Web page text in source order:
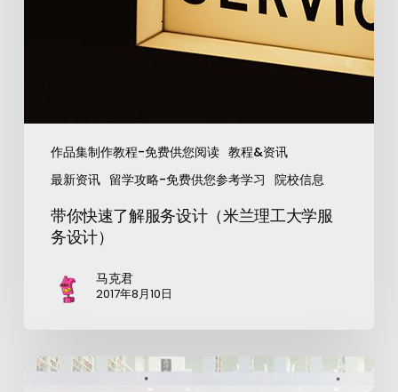
作品集制作教程-免费供您阅读 教程&资讯
最新资讯 留学攻略-免费供您参考学习 院校信息
带你快速了解服务设计（米兰理工大学服
务设计）
马克君
2017年8月10日